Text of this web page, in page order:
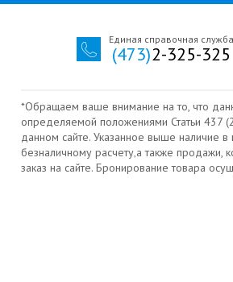
Единая справочная служба
(473)2-325-325
*Обращаем ваше внимание на то, что
определяемой положениями Статьи 437
данном сайте. Указанное выше наличие
безналичному расчету‚а также
заказ на сайте. Бронирование товара